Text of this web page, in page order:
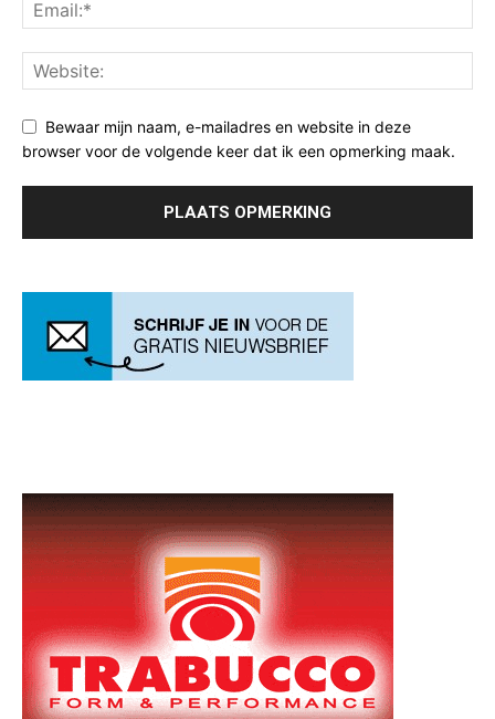
Bewaar mijn naam, e-mailadres en website in deze
browser voor de volgende keer dat ik een opmerking maak.